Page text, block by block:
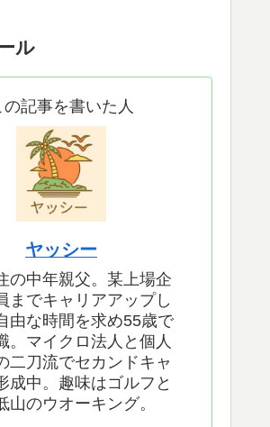
ル
の記事を書いた人
ヤッシー
の中年親父。某上場企
までキャリアアップし
由な時間を求め55歳で
。マイクロ法人と個人
二刀流でセカンドキャ
成中。趣味はゴルフと
山のウオーキング。